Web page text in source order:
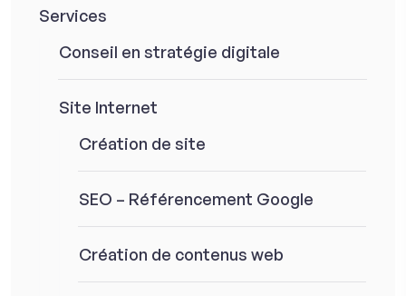
Services
Conseil en stratégie digitale
Site Internet
Création de site
SEO – Référencement Google
Création de contenus web